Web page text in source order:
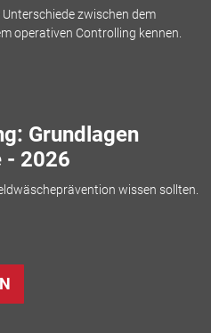
Unterschiede zwischen dem
operativen Controlling kennen.
Grundlagen
- 2026
wissen sollten.